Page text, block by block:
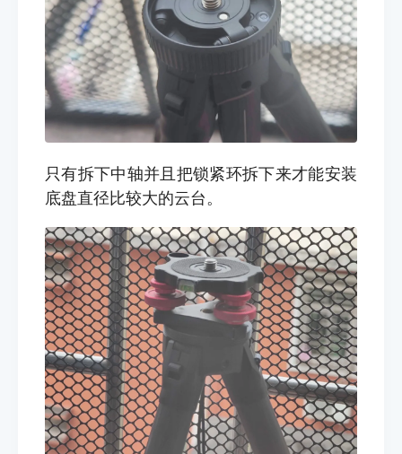
只有拆下中轴并且把锁紧环拆下来才能安装
底盘直径比较大的云台。